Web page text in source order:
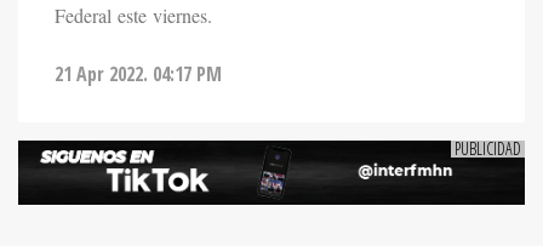
Federal este viernes.
21 Apr 2022. 04:17 PM